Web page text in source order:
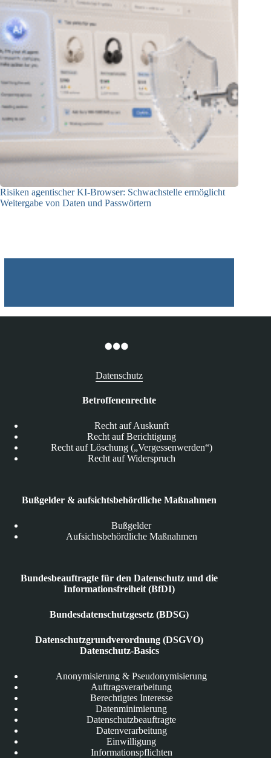
Risiken agentischer KI-Browser: Schwachstelle ermöglicht
Weitergabe von Daten und Passwörtern
Datenschutz
Betroffenenrechte
Recht auf Auskunft
Recht auf Berichtigung
Recht auf Löschung („Vergessenwerden“)
Recht auf Widerspruch
Bußgelder & aufsichtsbehördliche Maßnahmen
Bußgelder
Aufsichtsbehördliche Maßnahmen
Bundesbeauftragte für den Datenschutz und die
Informationsfreiheit (BfDI)
Bundesdatenschutzgesetz (BDSG)
Datenschutzgrundverordnung (DSGVO)
Datenschutz-Basics
Anonymisierung & Pseudonymisierung
Auftragsverarbeitung
Berechtigtes Interesse
Datenminimierung
Datenschutzbeauftragte
Datenverarbeitung
Einwilligung
Informationspflichten